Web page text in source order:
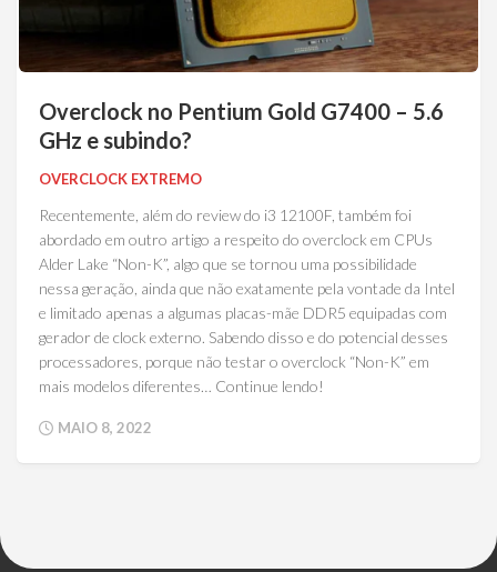
Overclock no Pentium Gold G7400 – 5.6
GHz e subindo?
OVERCLOCK EXTREMO
Recentemente, além do review do i3 12100F, também foi
abordado em outro artigo a respeito do overclock em CPUs
Alder Lake “Non-K”, algo que se tornou uma possibilidade
nessa geração, ainda que não exatamente pela vontade da Intel
e limitado apenas a algumas placas-mãe DDR5 equipadas com
gerador de clock externo. Sabendo disso e do potencial desses
processadores, porque não testar o overclock “Non-K” em
mais modelos diferentes… Continue lendo!
MAIO 8, 2022